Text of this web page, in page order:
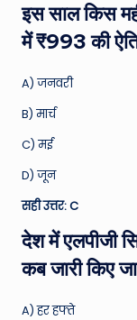
इस साल किस
में ₹993 की
A) जनवरी
B) मार्च
C) मई
D) जून
सही उत्तर: C
देश में एलपीजी
कब जारी किए
A) हर हफ्ते